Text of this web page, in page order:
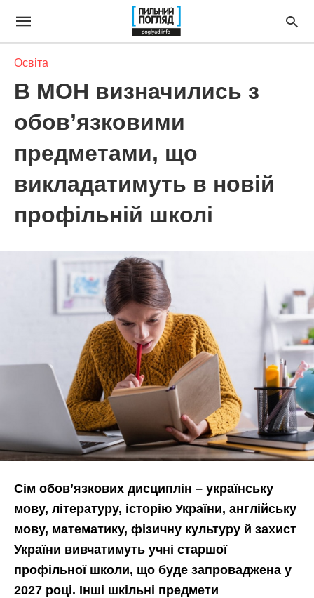
Освіта
В МОН визначились з
обов’язковими
предметами, що
викладатимуть в новій
профільній школі
Сім обовʼязкових дисциплін – українську
мову, літературу, історію України, англійську
мову, математику, фізичну культуру й захист
України вивчатимуть учні старшої
профільної школи, що буде запроваджена у
2027 році. Інші шкільні предмети